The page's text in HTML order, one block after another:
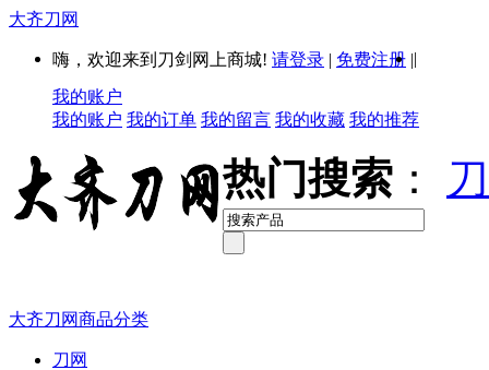
大齐刀网
嗨，欢迎来到刀剑网上商城! 请登录 | 免费注册 ||
我的账户
我的账户 我的订单 我的留言 我的收藏 我的推荐
热门搜索 ：
大齐刀网商品分类
刀网